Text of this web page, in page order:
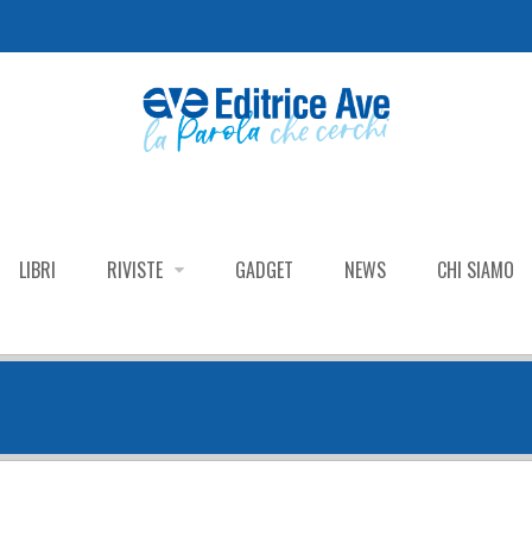
LIBRI RIVISTE GADGET NEWS CHI SIAMO